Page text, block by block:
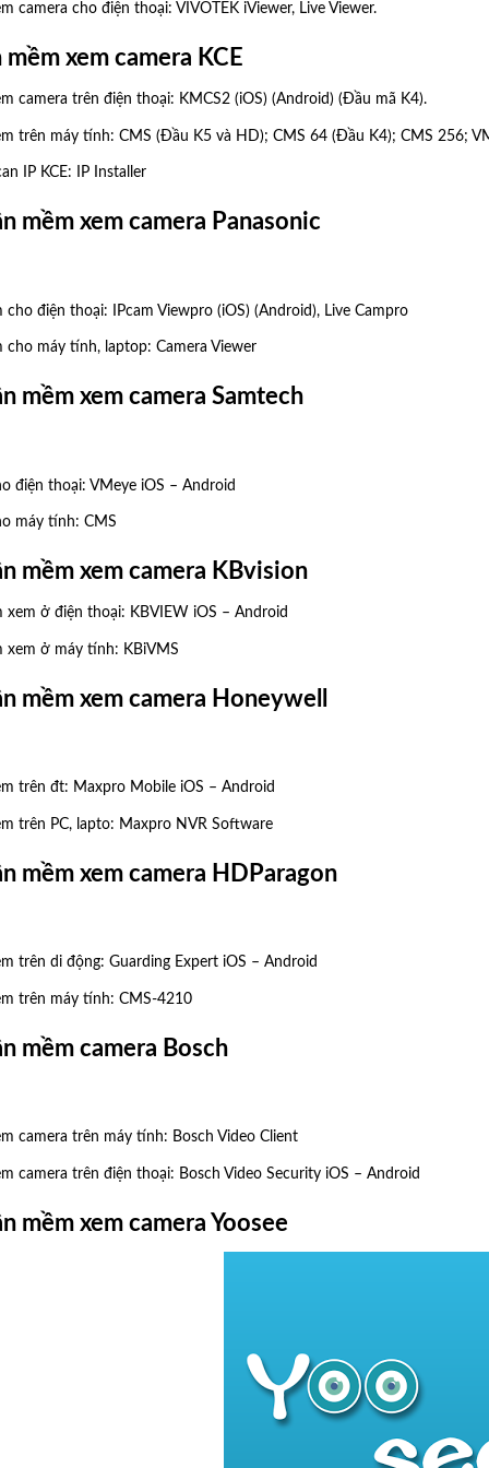
camera cho điện thoại: VIVOTEK iViewer, Live Viewer.
mềm xem camera KCE
camera trên điện thoại: KMCS2 (iOS) (Android ) (Đầu mã K4).
trên máy tính: CMS (Đầu K5 và HD); CMS 64(Đầu K4); CMS 256;
IP KCE: IP Installer
mềm xem camera Panasonic
cho điện thoại: IPcam Viewpro (iOS) (Android), Live Campro
cho máy tính, laptop: Camera Viewer
mềm xem camera Samtech
điện thoại: VMeye iOS – Android
máy tính: CMS
mềm xem camera KBvision
xem ở điện thoại: KBVIEW iOS – Android
xem ở máy tính: KBiVMS
mềm xem camera Honeywell
trên đt: Maxpro Mobile iOS – Android
trên PC, lapto: Maxpro NVR Software
mềm xem camera HDParagon
trên di động: Guarding Expert iOS – Android
trên máy tính: CMS-4210
mềm camera Bosch
camera trên máy tính: Bosch Video Client
camera trên điện thoại: Bosch Video Security iOS – Android
mềm xem camera Yoosee